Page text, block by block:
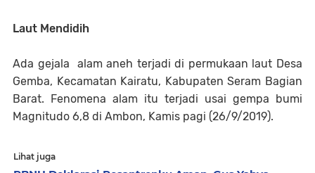
Laut Mendidih
Ada gejala alam aneh terjadi di permukaan laut Desa
Gemba, Kecamatan Kairatu, Kabupaten Seram Bagian
Barat. Fenomena alam itu terjadi usai gempa bumi
Magnitudo 6,8 di Ambon, Kamis pagi (26/9/2019).
Lihat juga